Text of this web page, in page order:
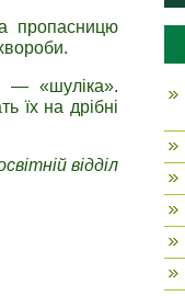
пропасницю
— «шуліка».
їх на дрібні
відділ